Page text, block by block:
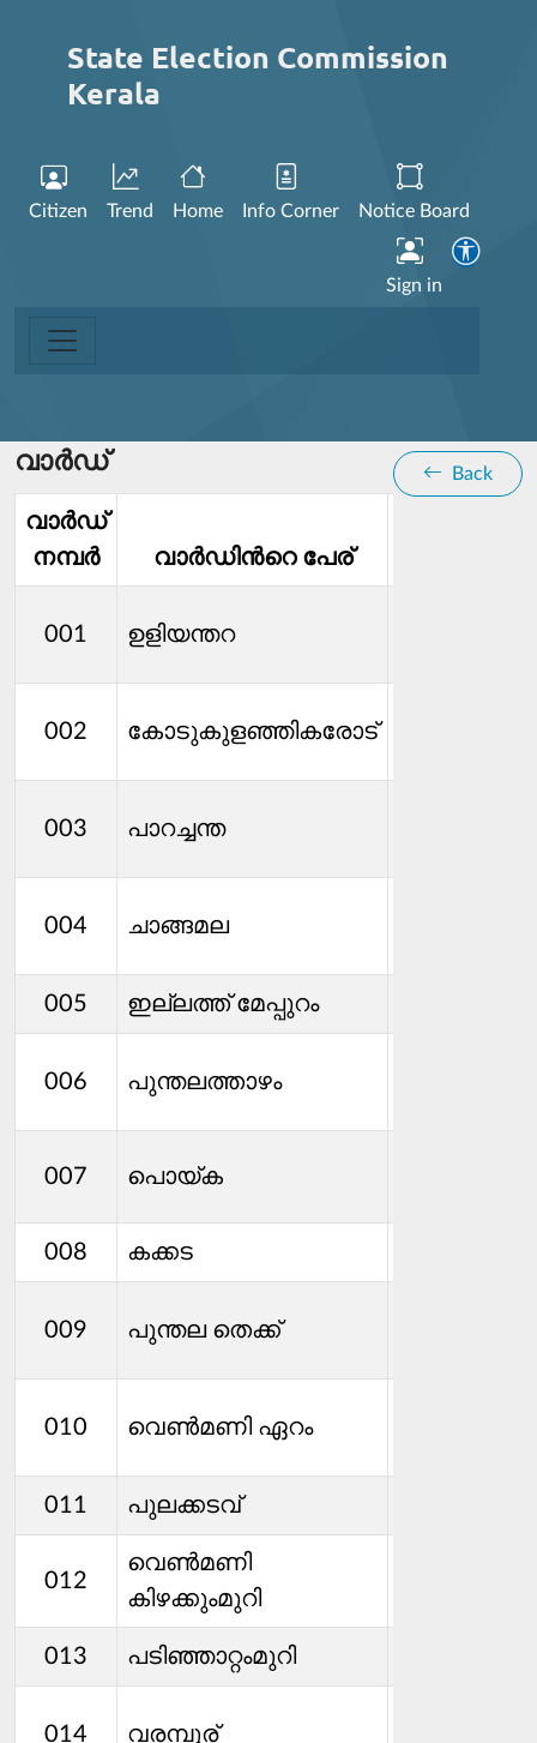
State Election Commission
Kerala
Citizen Trend Home Info Corner Notice Board
Sign in
വാര്‍ഡ് Back
വാര്‍ഡ്‌
നമ്പര്‍
വാര്‍ഡിൻറെ പേര്
001 ഉളിയന്തറ
002 കോടുകുളഞ്ഞികരോട്
003 പാറച്ചന്ത
004 ചാങ്ങമല
005 ഇല്ലത്ത് മേപ്പുറം
006 പുന്തലത്താഴം
007 പൊയ്ക
008 കക്കട
009 പുന്തല തെക്ക്
010 വെണ്‍മണി ഏറം
011 പുലക്കടവ്
012
വെണ്‍മണി
കിഴക്കുംമുറി
013 പടിഞ്ഞാറ്റംമുറി
014 വരമ്പൂര്